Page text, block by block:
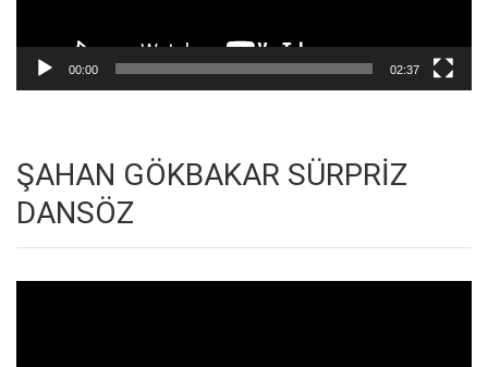
00:00 02:37
ŞAHAN GÖKBAKAR SÜRPRİZ
DANSÖZ